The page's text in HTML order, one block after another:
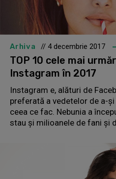
Arhiva // 4 decembrie 2017
TOP 10 cele mai
Instagram în 2017
Instagram e, alături de
preferată a vedetelor de a-
ceea ce fac. Nebunia a
stau şi milioanele de fani şi